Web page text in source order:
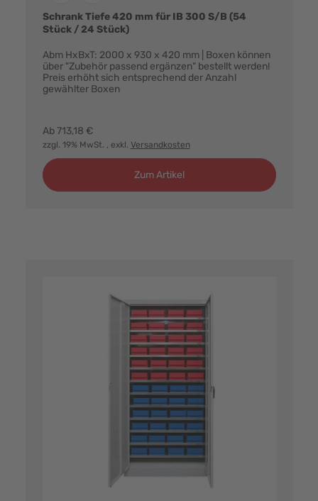
Schrank Tiefe 420 mm für IB 300 S/B (54
Stück / 24 Stück)
Abm HxBxT: 2000 x 930 x 420 mm | Boxen können
über "Zubehör passend ergänzen" bestellt werden!
Preis erhöht sich entsprechend der Anzahl
gewählter Boxen
Ab 713,18 €
zzgl. 19% MwSt. , exkl. Versandkosten
Zum Artikel